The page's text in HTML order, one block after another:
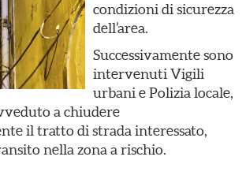
condizioni di sicurezza
dell’area.
Successivamente sono
intervenuti Vigili
urbani e Polizia locale,
a chiudere
il tratto di strada interessato,
nella zona a rischio.